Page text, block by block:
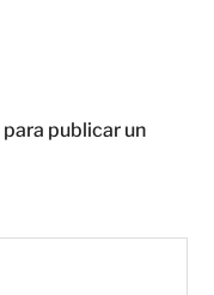
para publicar un